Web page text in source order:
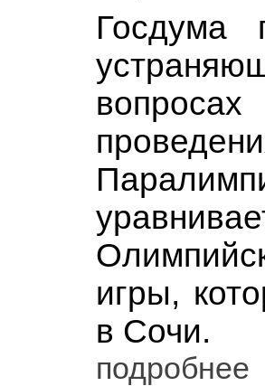
Госдума
игры,
в Сочи.
подробнее